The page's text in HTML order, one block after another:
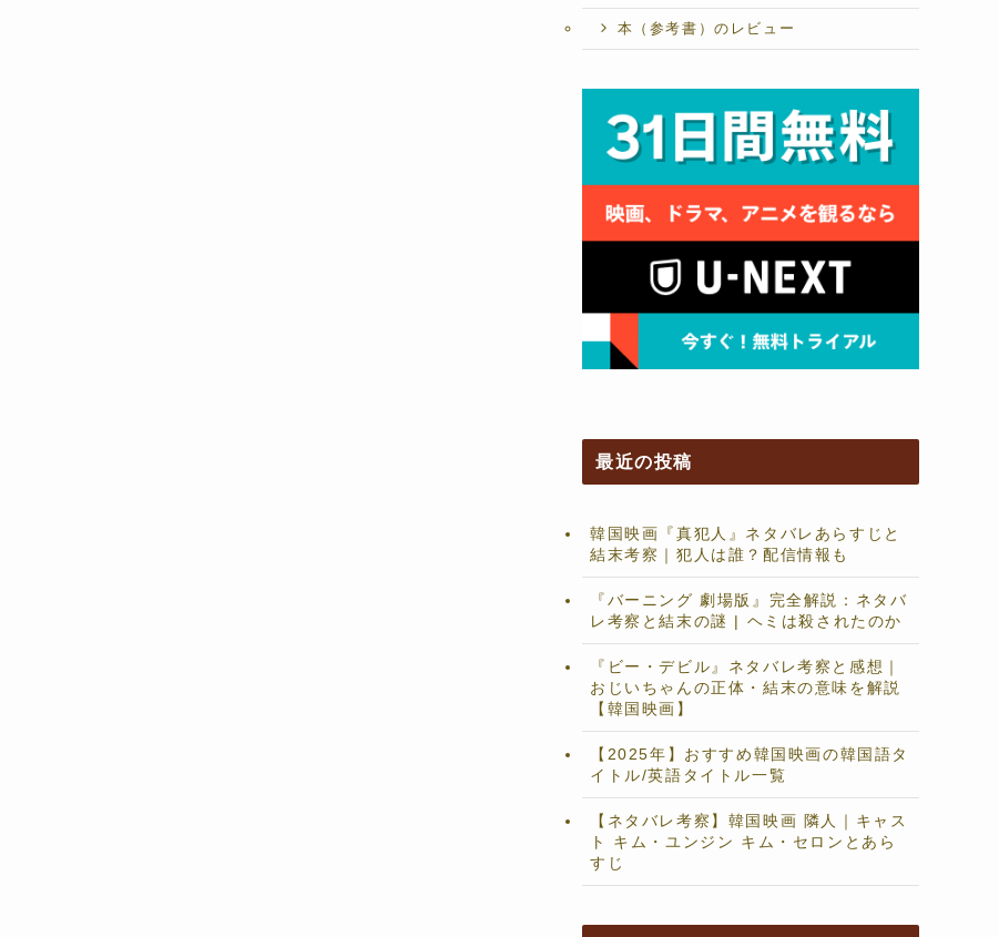
本（参考書）のレビュー
最近の投稿
韓国映画『真犯人』ネタバレあらすじと
結末考察｜犯人は誰？配信情報も
『バーニング 劇場版』完全解説：ネタバ
レ考察と結末の謎 | ヘミは殺されたのか
『ビー・デビル』ネタバレ考察と感想｜
おじいちゃんの正体・結末の意味を解説
【韓国映画】
【2025年】おすすめ韓国映画の韓国語タ
イトル/英語タイトル一覧
【ネタバレ考察】韓国映画 隣人｜キャス
ト キム・ユンジン キム・セロンとあら
すじ